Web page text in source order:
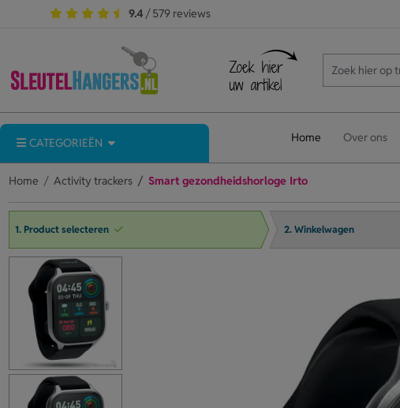
9.4 / 579 reviews
CATEGORIEËN Home Over ons
Home Activity trackers Smart gezondheidshorloge Irto
1. Product selecteren 2. Winkelwagen